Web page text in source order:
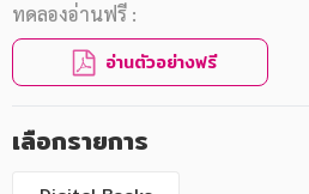
ทดลองอ่านฟรี :
อ่านตัวอย่างฟรี
เลือกรายการ